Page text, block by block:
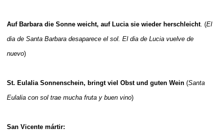
Auf Barbara die Sonne weicht, auf Lucia sie wieder herschleicht. (El
dia de Santa Barbara desaparece el sol. El dia de Lucia vuelve de
nuevo)
St. Eulalia Sonnenschein, bringt viel Obst und guten Wein (Santa
Eulalia con sol trae mucha fruta y buen vino)
San Vicente mártir: